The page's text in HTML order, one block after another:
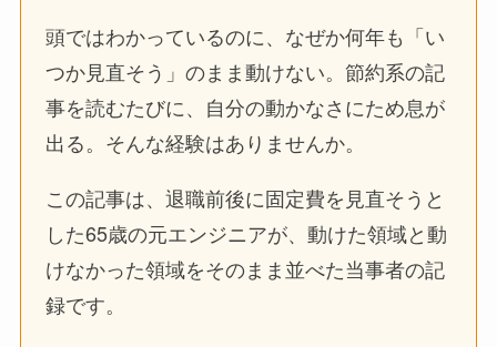
頭ではわかっているのに、なぜか何年も「い
つか見直そう」のまま動けない。節約系の記
事を読むたびに、自分の動かなさにため息が
出る。そんな経験はありませんか。
この記事は、退職前後に固定費を見直そうと
した65歳の元エンジニアが、動けた領域と動
けなかった領域をそのまま並べた当事者の記
録です。